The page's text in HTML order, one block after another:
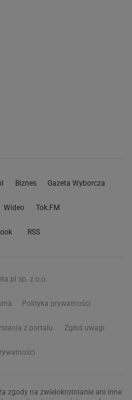
Biznes Gazeta Wyborcza
Wideo Tok.FM
RSS
sp. z o.o.
Polityka prywatności
z portalu Zgłoś uwagi
zgody na zwielokrotnianie ani inne